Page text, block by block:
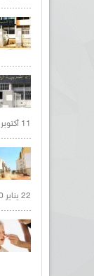
11 أكتوبر 2020 |
22 يناير 2020 |